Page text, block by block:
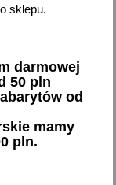
sklepu.
darmowej
50 pln
od
mamy
pln.